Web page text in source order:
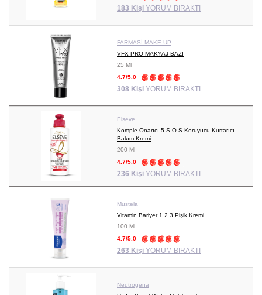
183 Kişi YORUM BIRAKTI
FARMASİ MAKE UP
VFX PRO MAKYAJ BAZI
25 Ml
4.7/5.0
308 Kişi YORUM BIRAKTI
Elseve
Komple Onarıcı 5 S.O.S Koruyucu Kurtarıcı
Bakım Kremi
200 Ml
4.7/5.0
236 Kişi YORUM BIRAKTI
Mustela
Vitamin Bariyer 1.2.3 Pişik Kremi
100 Ml
4.7/5.0
263 Kişi YORUM BIRAKTI
Neutrogena